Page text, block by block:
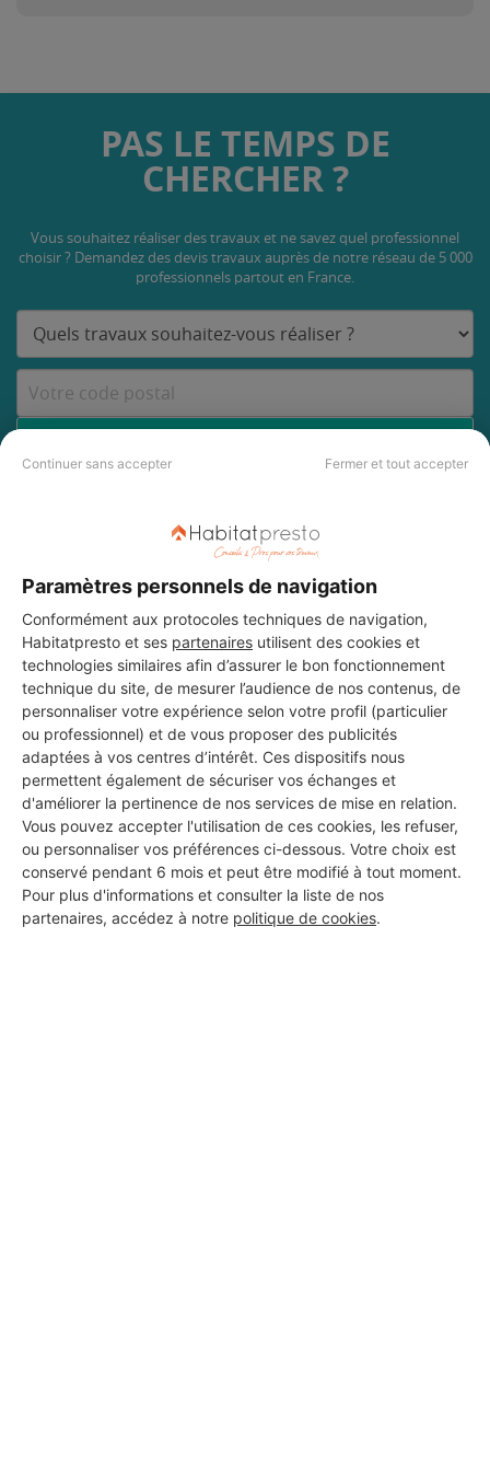
Continuer sans accepter Fermer et tout accepter
Paramètres personnels de navigation
Conformément aux protocoles techniques de navigation,
Habitatpresto et ses partenaires utilisent des cookies et
technologies similaires afin d’assurer le bon fonctionnement
technique du site, de mesurer l’audience de nos contenus, de
personnaliser votre expérience selon votre profil (particulier
ou professionnel) et de vous proposer des publicités
adaptées à vos centres d’intérêt. Ces dispositifs nous
permettent également de sécuriser vos échanges et
d'améliorer la pertinence de nos services de mise en relation.
Vous pouvez accepter l'utilisation de ces cookies, les refuser,
ou personnaliser vos préférences ci-dessous. Votre choix est
conservé pendant 6 mois et peut être modifié à tout moment.
Pour plus d'informations et consulter la liste de nos
partenaires, accédez à notre politique de cookies.
PAS LE TEMPS DE
CHERCHER ?
Vous souhaitez réaliser des travaux et ne savez quel professionnel
choisir ? Demandez des devis travaux auprès de notre réseau de 5 000
professionnels partout en France.
Les 2 autres Carreleurs pour
vos travaux à Loriol-du-
Comtat
BN entreprise
Loriol-du-Comtat
Voir sa fiche
TP Joly Bruno